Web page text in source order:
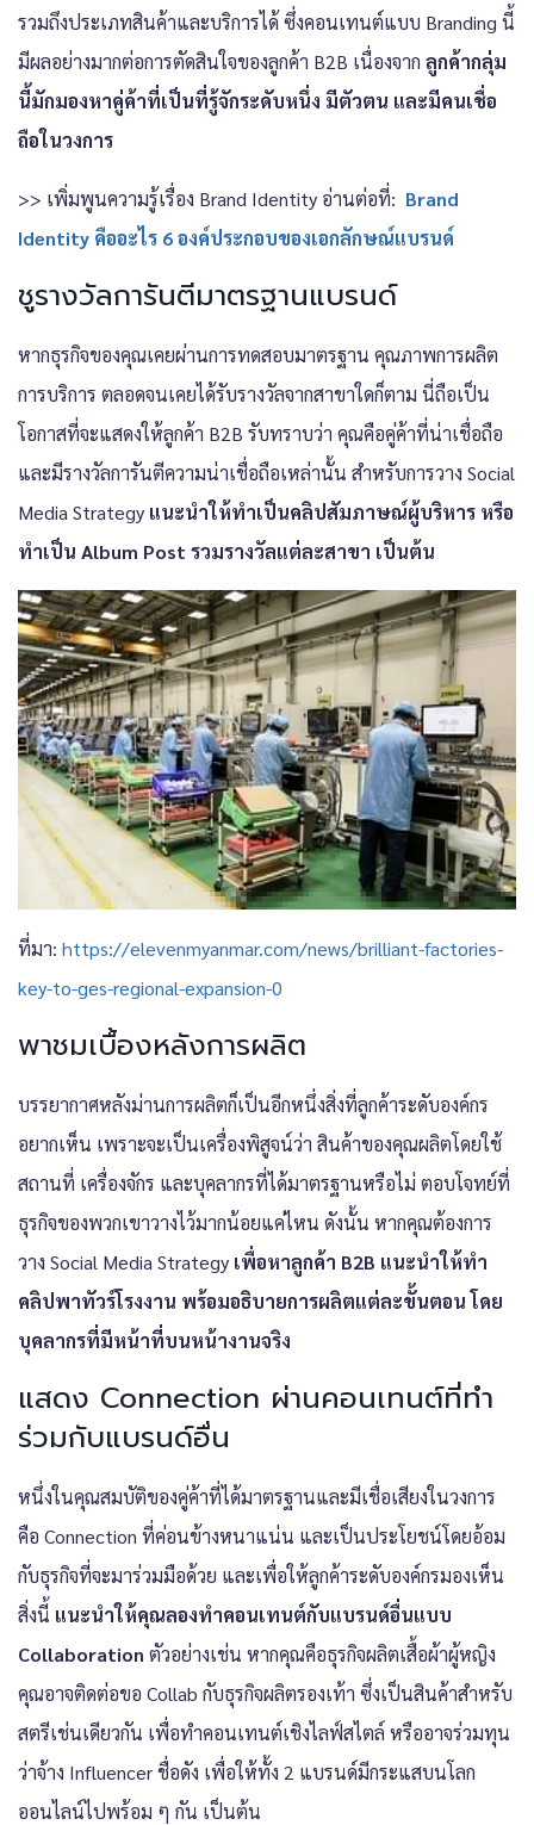
รวมถึงประเภทสินค้าและบริการได้ ซึ่งคอนเทนต์แบบ Branding นี้
มีผลอย่างมากต่อการตัดสินใจของลูกค้า B2B เนื่องจาก ลูกค้ากลุ่ม
นี้มักมองหาคู่ค้าที่เป็นที่รู้จักระดับหนึ่ง มีตัวตน และมีคนเชื่อ
ถือในวงการ
>> เพิ่มพูนความรู้เรื่อง Brand Identity อ่านต่อที่: Brand
Identity คืออะไร 6 องค์ประกอบของเอกลักษณ์แบรนด์
ชูรางวัลการันตีมาตรฐานแบรนด์
หากธุรกิจของคุณเคยผ่านการทดสอบมาตรฐาน คุณภาพการผลิต
การบริการ ตลอดจนเคยได้รับรางวัลจากสาขาใดก็ตาม นี่ถือเป็น
โอกาสที่จะแสดงให้ลูกค้า B2B รับทราบว่า คุณคือคู่ค้าที่น่าเชื่อถือ
และมีรางวัลการันตีความน่าเชื่อถือเหล่านั้น สำหรับการวาง Social
Media Strategy แนะนำให้ทำเป็นคลิปสัมภาษณ์ผู้บริหาร หรือ
ทำเป็น Album Post รวมรางวัลแต่ละสาขา เป็นต้น
ที่มา: https://elevenmyanmar.com/news/brilliant-factories-
key-to-ges-regional-expansion-0
พาชมเบื้องหลังการผลิต
บรรยากาศหลังม่านการผลิตก็เป็นอีกหนึ่งสิ่งที่ลูกค้าระดับองค์กร
อยากเห็น เพราะจะเป็นเครื่องพิสูจน์ว่า สินค้าของคุณผลิตโดยใช้
สถานที่ เครื่องจักร และบุคลากรที่ได้มาตรฐานหรือไม่ ตอบโจทย์ที่
ธุรกิจของพวกเขาวางไว้มากน้อยแค่ไหน ดังนั้น หากคุณต้องการ
วาง Social Media Strategy เพื่อหาลูกค้า B2B แนะนำให้ทำ
คลิปพาทัวร์โรงงาน พร้อมอธิบายการผลิตแต่ละขั้นตอน โดย
บุคลากรที่มีหน้าที่บนหน้างานจริง
แสดง Connection ผ่านคอนเทนต์ที่ทำ
ร่วมกับแบรนด์อื่น
หนึ่งในคุณสมบัติของคู่ค้าที่ได้มาตรฐานและมีเชื่อเสียงในวงการ
คือ Connection ที่ค่อนข้างหนาแน่น และเป็นประโยชน์โดยอ้อม
กับธุรกิจที่จะมาร่วมมือด้วย และเพื่อให้ลูกค้าระดับองค์กรมองเห็น
สิ่งนี้ แนะนำให้คุณลองทำคอนเทนต์กับแบรนด์อื่นแบบ
Collaboration ตัวอย่างเช่น หากคุณคือธุรกิจผลิตเสื้อผ้าผู้หญิง
คุณอาจติดต่อขอ Collab กับธุรกิจผลิตรองเท้า ซึ่งเป็นสินค้าสำหรับ
สตรีเช่นเดียวกัน เพื่อทำคอนเทนต์เชิงไลฟ์สไตล์ หรืออาจร่วมทุน
ว่าจ้าง Influencer ชื่อดัง เพื่อให้ทั้ง 2 แบรนด์มีกระแสบนโลก
ออนไลน์ไปพร้อม ๆ กัน เป็นต้น